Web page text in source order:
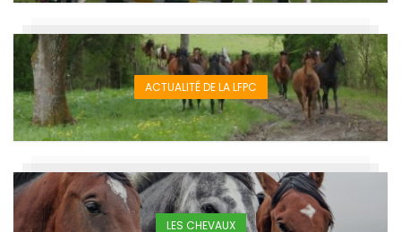
ACTUALITÉ DE LA LFPC
LES CHEVAUX